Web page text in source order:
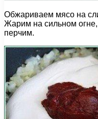
Обжариваем мясо на
Жарим на сильном
перчим.